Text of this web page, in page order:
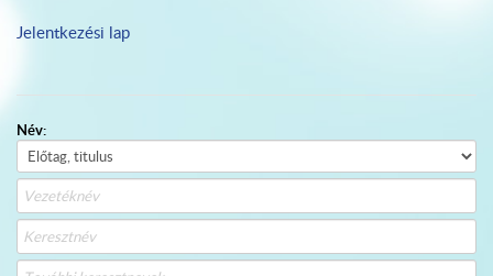
Jelentkezési lap
Név: